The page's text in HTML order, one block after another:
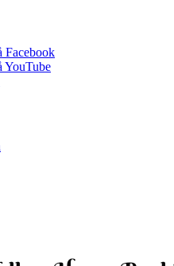
Facebook
YouTube